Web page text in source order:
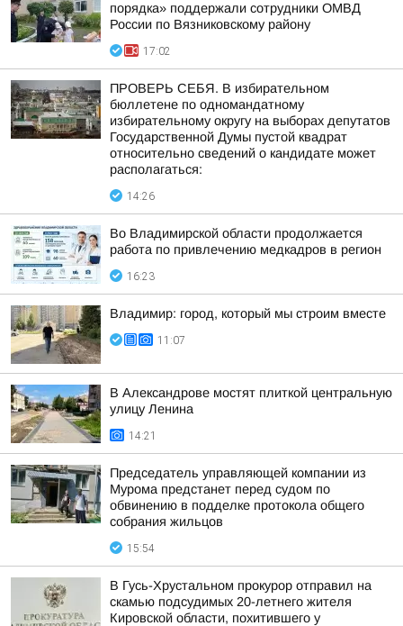
порядка» поддержали сотрудники ОМВД
России по Вязниковскому району
17:02
ПРОВЕРЬ СЕБЯ. В избирательном
бюллетене по одномандатному
избирательному округу на выборах депутатов
Государственной Думы пустой квадрат
относительно сведений о кандидате может
располагаться:
14:26
Во Владимирской области продолжается
работа по привлечению медкадров в регион
16:23
Владимир: город, который мы строим вместе
11:07
В Александрове мостят плиткой центральную
улицу Ленина
14:21
Председатель управляющей компании из
Мурома предстанет перед судом по
обвинению в подделке протокола общего
собрания жильцов
15:54
В Гусь-Хрустальном прокурор отправил на
скамью подсудимых 20-летнего жителя
Кировской области, похитившего у